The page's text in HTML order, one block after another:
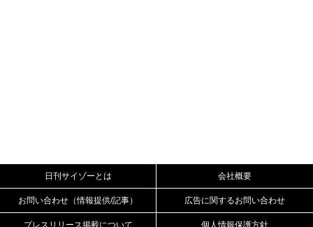
日刊サイゾーとは 会社概要
お問い合わせ（情報提供/記事） 広告に関するお問い合わせ